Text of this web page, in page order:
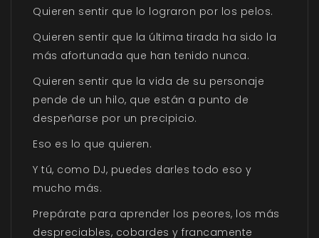
Quieren sentir que lo lograron por los pelos.
Quieren sentir que la última tirada ha sido la
más afortunada que han tenido nunca.
Quieren sentir que la vida de su personaje
pende de un hilo, que están a punto de
despeñarse por un precipicio.
Eso es lo que quieren.
Y tú, como DJ, puedes darles todo eso y
mucho más.
Prepárate para aprender los peores, los más
despreciables, cobardes y francamente